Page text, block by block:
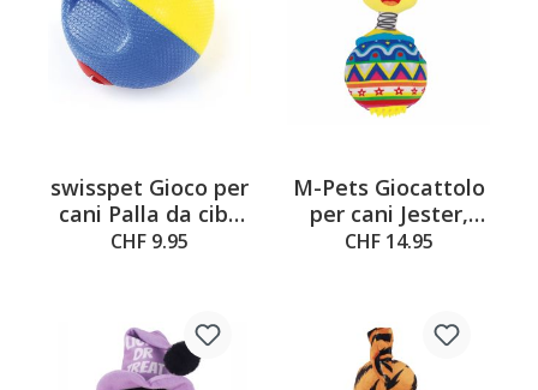
swisspet Gioco per
cani Palla da cibo
Björn, ø12.5cm
CHF 9.95
M-Pets Giocattolo
per cani Jester,
10,5 x 7 x 26,5 cm
CHF 14.95